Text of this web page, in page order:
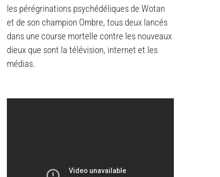
les pérégrinations psychédéliques de Wotan
et de son champion Ombre, tous deux lancés
dans une course mortelle contre les nouveaux
dieux que sont la télévision, internet et les
médias.